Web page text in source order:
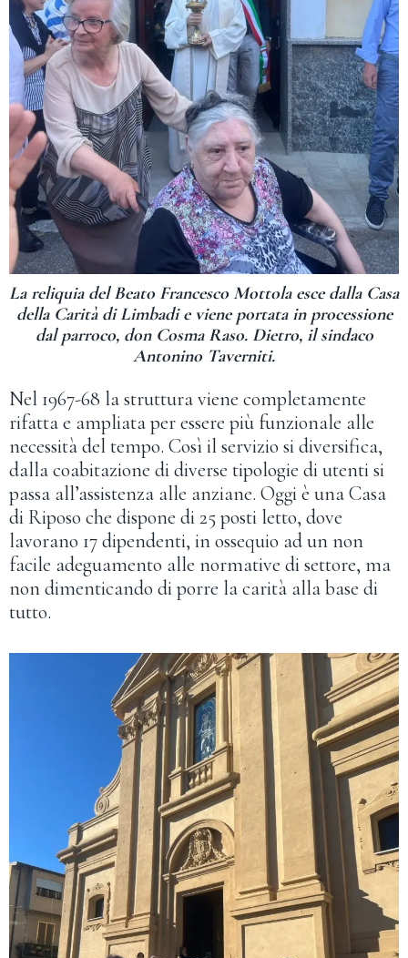
La reliquia del Beato Francesco Mottola esce dalla Casa
della Carità di Limbadi e viene portata in processione
dal parroco, don Cosma Raso. Dietro, il sindaco
Antonino Taverniti.
Nel 1967-68 la struttura viene completamente
rifatta e ampliata per essere più funzionale alle
necessità del tempo. Così il servizio si diversifica,
dalla coabitazione di diverse tipologie di utenti si
passa all’assistenza alle anziane. Oggi è una Casa
di Riposo che dispone di 25 posti letto, dove
lavorano 17 dipendenti, in ossequio ad un non
facile adeguamento alle normative di settore, ma
non dimenticando di porre la carità alla base di
tutto.